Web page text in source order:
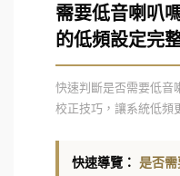
需要低音喇叭
的低頻設定完
快速判斷是否需要低音
校正技巧，讓系統低頻
快速導覽： 是否需